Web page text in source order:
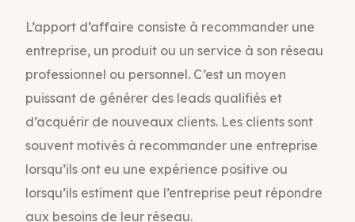
L’apport d’affaire consiste à recommander une
entreprise, un produit ou un service à son réseau
professionnel ou personnel. C’est un moyen
puissant de générer des leads qualifiés et
d’acquérir de nouveaux clients. Les clients sont
souvent motivés à recommander une entreprise
lorsqu’ils ont eu une expérience positive ou
lorsqu’ils estiment que l’entreprise peut répondre
aux besoins de leur réseau.